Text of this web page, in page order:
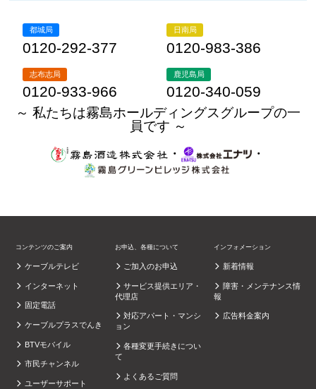
都城局
0120-292-377
日南局
0120-983-386
志布志局
0120-933-966
鹿児島局
0120-340-059
～ 私たちは霧島ホールディングスグループの一
員です ～
・
・
コンテンツのご案内
ケーブルテレビ
インターネット
固定電話
ケーブルプラスでんき
BTVモバイル
市民チャンネル
ユーザーサポート
お申込、各種について
ご加入のお申込
サービス提供エリア・
代理店
対応アパート・マンシ
ョン
各種変更手続きについ
て
よくあるご質問
インフォメーション
新着情報
障害・メンテナンス情
報
広告料金案内